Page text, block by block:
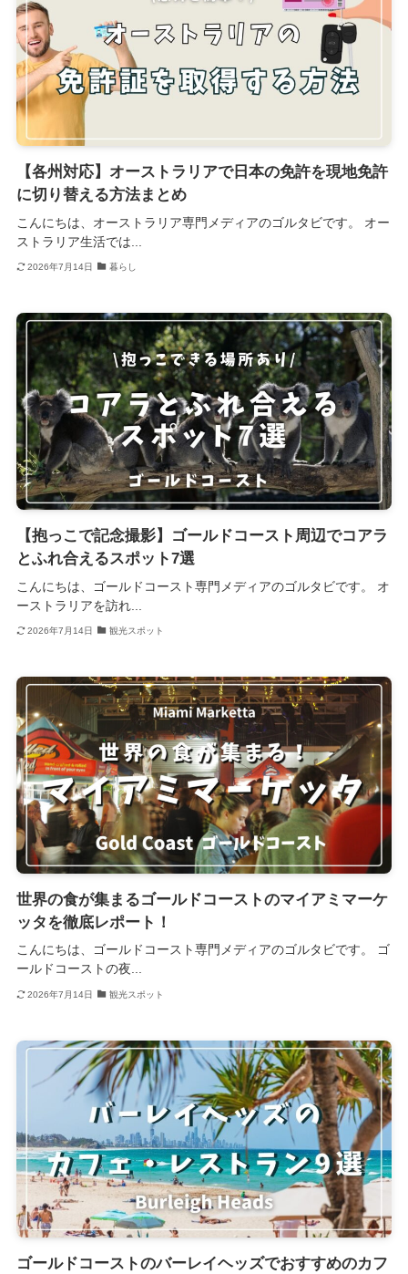
【各州対応】オーストラリアで日本の免許を現地免許
に切り替える方法まとめ
こんにちは、オーストラリア専門メディアのゴルタビです。 オー
ストラリア生活では...
2026年7月14日 暮らし
【抱っこで記念撮影】ゴールドコースト周辺でコアラ
とふれ合えるスポット7選
こんにちは、ゴールドコースト専門メディアのゴルタビです。 オ
ーストラリアを訪れ...
2026年7月14日 観光スポット
世界の食が集まるゴールドコーストのマイアミマーケ
ッタを徹底レポート！
こんにちは、ゴールドコースト専門メディアのゴルタビです。 ゴ
ールドコーストの夜...
2026年7月14日 観光スポット
ゴールドコーストのバーレイヘッズでおすすめのカフ